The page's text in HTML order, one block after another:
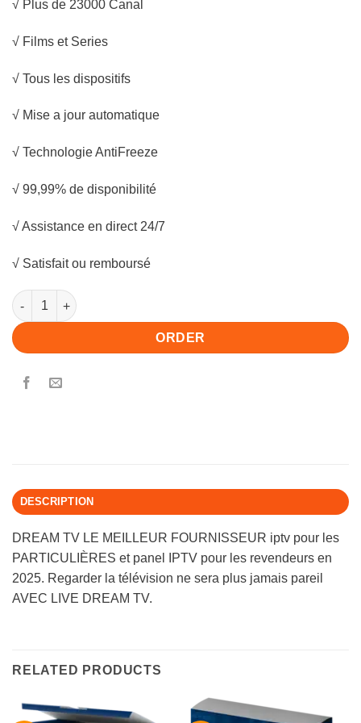
was:
€160.00.
√ Plus de 23000 Canal
√ Films et Series
√ Tous les dispositifs
√ Mise a jour automatique
√ Technologie AntiFreeze
√ 99,99% de disponibilité
√ Assistance en direct 24/7
√ Satisfait ou remboursé
4 Ecrans quantity
ORDER
DESCRIPTION
DREAM TV LE MEILLEUR FOURNISSEUR iptv pour les
PARTICULIÈRES et panel IPTV pour les revendeurs en
2025. Regarder la télévision ne sera plus jamais pareil
AVEC LIVE DREAM TV.
RELATED PRODUCTS